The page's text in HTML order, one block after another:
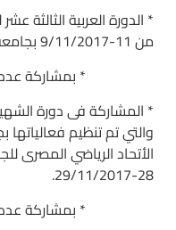
* الدورة العربية الثالثة
من 11-9/11/2017 بجامعة جنــوب الوادى.
* بمشاركة عدد “15”
* المشاركة فى دورة
والتي تم تنظيم
الأتحاد الرياضي المصرى
28-29/11/2017.
* بمشاركة عدد “15”